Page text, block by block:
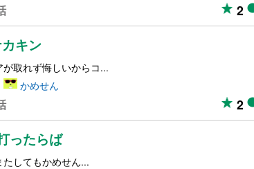
2
キン
取れず悔しいからコ...
かめせん
2
ったらば
してもかめせん...